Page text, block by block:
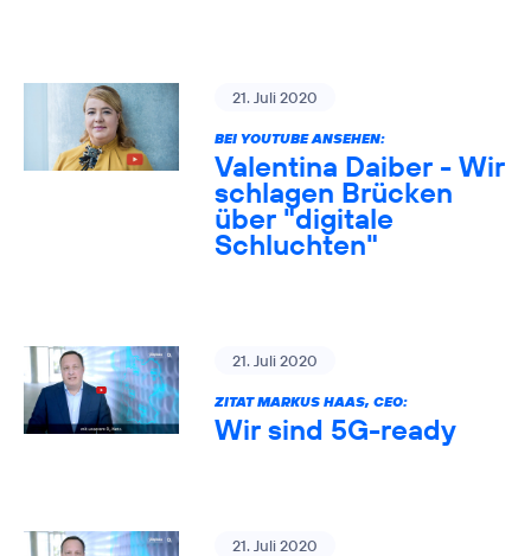
21. Juli 2020
BEI YOUTUBE ANSEHEN:
Valentina Daiber - Wir
schlagen Brücken
über "digitale
Schluchten"
21. Juli 2020
ZITAT MARKUS HAAS, CEO:
Wir sind 5G-ready
21. Juli 2020